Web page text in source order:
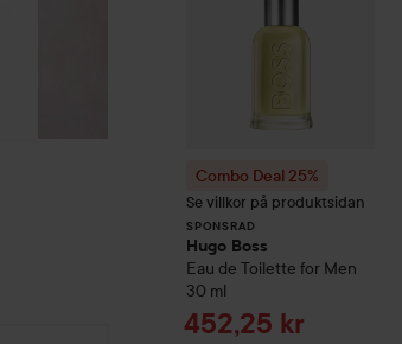
Combo Deal 25%
Se villkor på produktsidan
SPONSRAD
Hugo Boss
Eau de Toilette for Men
30 ml
Reapris
452,25 kr